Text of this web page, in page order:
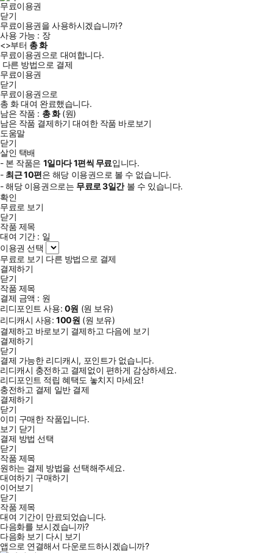
무료이용권
닫기
무료이용권을 사용하시겠습니까?
사용 가능 : 장
<>부터 총화
무료이용권으로 대여합니다.
다른 방법으로 결제
무료이용권
닫기
무료이용권으로
총 화대여 완료했습니다.
남은 작품 : 총화(원)
남은 작품 결제하기 대여한 작품 바로보기
도움말
닫기
살인 택배
- 본 작품은 1일마다1편씩 무료입니다.
- 최근10편은 해당 이용권으로 볼 수 없습니다.
- 해당 이용권으로는 무료로3일간볼 수 있습니다.
확인
무료로 보기
닫기
작품 제목
대여 기간 : 일
이용권 선택
무료로 보기 다른 방법으로 결제
결제하기
닫기
작품 제목
결제 금액 : 원
리디포인트 사용: 0원 (원 보유)
리디캐시 사용:100원 (원 보유)
결제하고 바로보기 결제하고 다음에 보기
결제하기
닫기
결제 가능한 리디캐시, 포인트가 없습니다.
리디캐시 충전하고 결제없이 편하게 감상하세요.
리디포인트 적립 혜택도 놓치지 마세요!
충전하고 결제 일반 결제
결제하기
닫기
이미 구매한 작품입니다.
보기 닫기
결제 방법 선택
닫기
작품 제목
원하는 결제 방법을 선택해주세요.
대여하기 구매하기
이어보기
닫기
작품 제목
대여 기간이 만료되었습니다.
다음화를 보시겠습니까?
다음화 보기 다시 보기
앱으로 연결해서 다운로드하시겠습니까?